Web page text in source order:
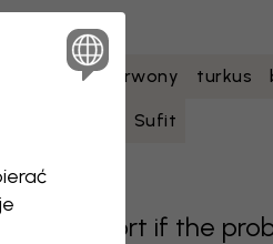
fioletowy czerwony turkus
nastolatka Sufit
support if the